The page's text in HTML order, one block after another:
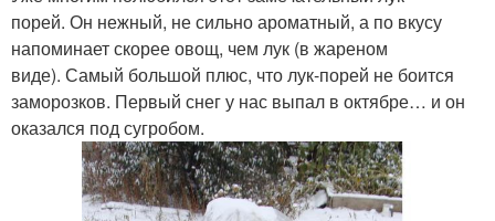
порей. Он нежный, не сильно ароматный, а по вкусу
напоминает скорее овощ, чем лук (в жареном
виде). Самый большой плюс, что лук-порей не боится
заморозков. Первый снег у нас выпал в октябре… и он
оказался под сугробом.